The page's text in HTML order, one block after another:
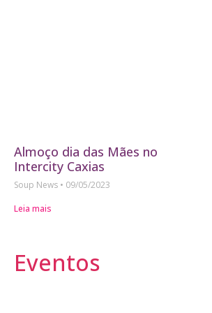
Almoço dia das Mães no
Intercity Caxias
Soup News
09/05/2023
Leia mais
Eventos